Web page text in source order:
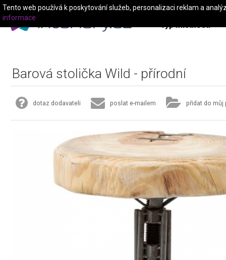
Typ místnosti
Barová stolička Wild - přírodní
dotaz dodavateli poslat e-mailem přidat do můj
Tento web používá k poskytování služeb, personalizaci reklam a
informace